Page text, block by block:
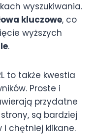
wyszukiwania.
kluczowe, co
wyższych
.
to także kwestia
Proste i
przydatne
są bardziej
chętniej klikane.